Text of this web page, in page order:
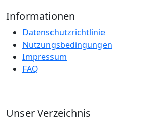
Informationen
Datenschutzrichtlinie
Nutzungsbedingungen
Impressum
FAQ
Unser Verzeichnis